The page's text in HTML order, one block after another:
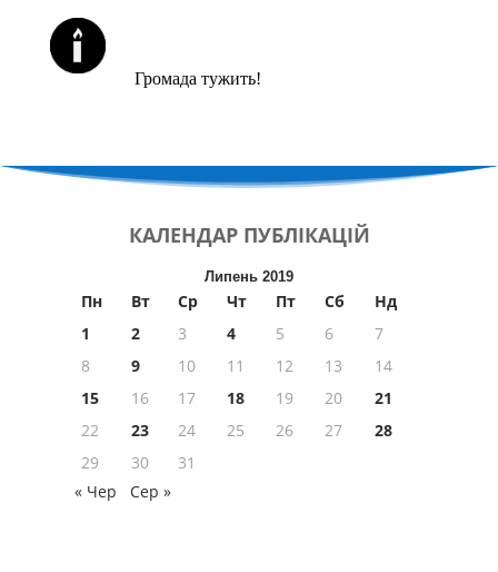
Громада тужить!
КАЛЕНДАР ПУБЛІКАЦІЙ
Липень 2019
Пн Вт Ср Чт Пт Сб
Нд
1
2 3 4 5 6
7
8
9 10 11 12 13
14
15
16 17 18 19 20
21
22
23 24 25 26 27
28
29
30
31
« Чер
Сер »